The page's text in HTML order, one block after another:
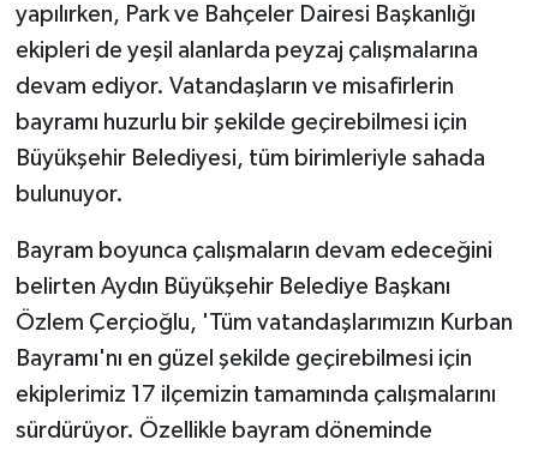
yapılırken, Park ve Bahçeler Dairesi Başkanlığı
ekipleri de yeşil alanlarda peyzaj çalışmalarına
devam ediyor. Vatandaşların ve misafirlerin
bayramı huzurlu bir şekilde geçirebilmesi için
Büyükşehir Belediyesi, tüm birimleriyle sahada
bulunuyor.
Bayram boyunca çalışmaların devam edeceğini
belirten Aydın Büyükşehir Belediye Başkanı
Özlem Çerçioğlu, 'Tüm vatandaşlarımızın Kurban
Bayramı'nı en güzel şekilde geçirebilmesi için
ekiplerimiz 17 ilçemizin tamamında çalışmalarını
sürdürüyor. Özellikle bayram döneminde